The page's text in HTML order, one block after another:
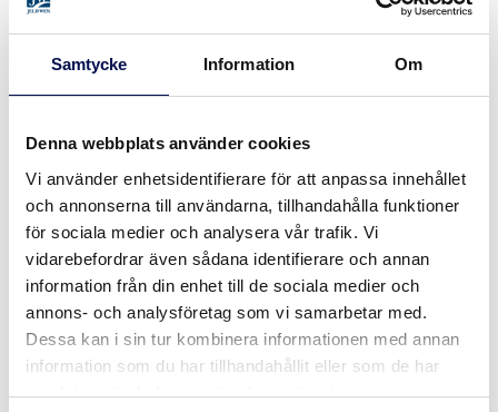
Samtycke Information Om
Denna webbplats använder cookies
Vi använder enhetsidentifierare för att anpassa innehållet
och annonserna till användarna, tillhandahålla funktioner
för sociala medier och analysera vår trafik. Vi
vidarebefordrar även sådana identifierare och annan
information från din enhet till de sociala medier och
annons- och analysföretag som vi samarbetar med.
Dessa kan i sin tur kombinera informationen med annan
information som du har tillhandahållit eller som de har
samlat in när du har använt deras tjänster.
MER
STORLEKAR